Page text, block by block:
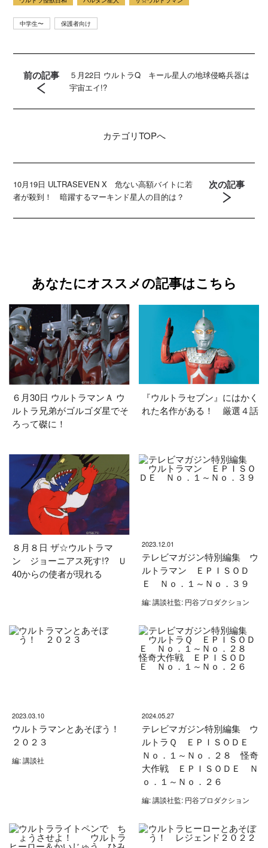
中学生〜 保護者向け
前の記事
５月22日 ウルトラQ キール星人の地球侵略兵器は
宇宙エイ!?
カテゴリTOPへ
10月19日 ULTRASEVEN X 危ない高額バイトに若
者が殺到！ 暗躍するマーキンド星人の目的は？
次の記事
あなたにオススメの記事はこちら
６月30日 ウルトラマンＡ ウ
ルトラ兄弟がゴルゴダ星でそ
ろって磔に！
『ウルトラセブン』にはかく
れた名作がある！ 厳選４話
８月８日 ザ☆ウルトラマ
ン ジョーニアス死す!? Ｕ
40からの使者が現れる
2023.12.01
テレビマガジン特別編集 ウ
ルトラマン ＥＰＩＳＯＤ
Ｅ Ｎｏ．１～Ｎｏ．３９
編: 講談社監: 円谷プロダクション
2023.03.10
ウルトラマンとあそぼう！
２０２３
編: 講談社
2024.05.27
テレビマガジン特別編集 ウ
ルトラＱ ＥＰＩＳＯＤＥ
Ｎｏ．１～Ｎｏ．２８ 怪奇
大作戦 ＥＰＩＳＯＤＥ Ｎ
ｏ．１～Ｎｏ．２６
編: 講談社監: 円谷プロダクション